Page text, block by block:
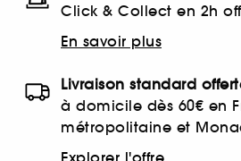
Click & Collect en 2h
En savoir plus
Livraison standard
à domicile dès 60€ en
métropolitaine et